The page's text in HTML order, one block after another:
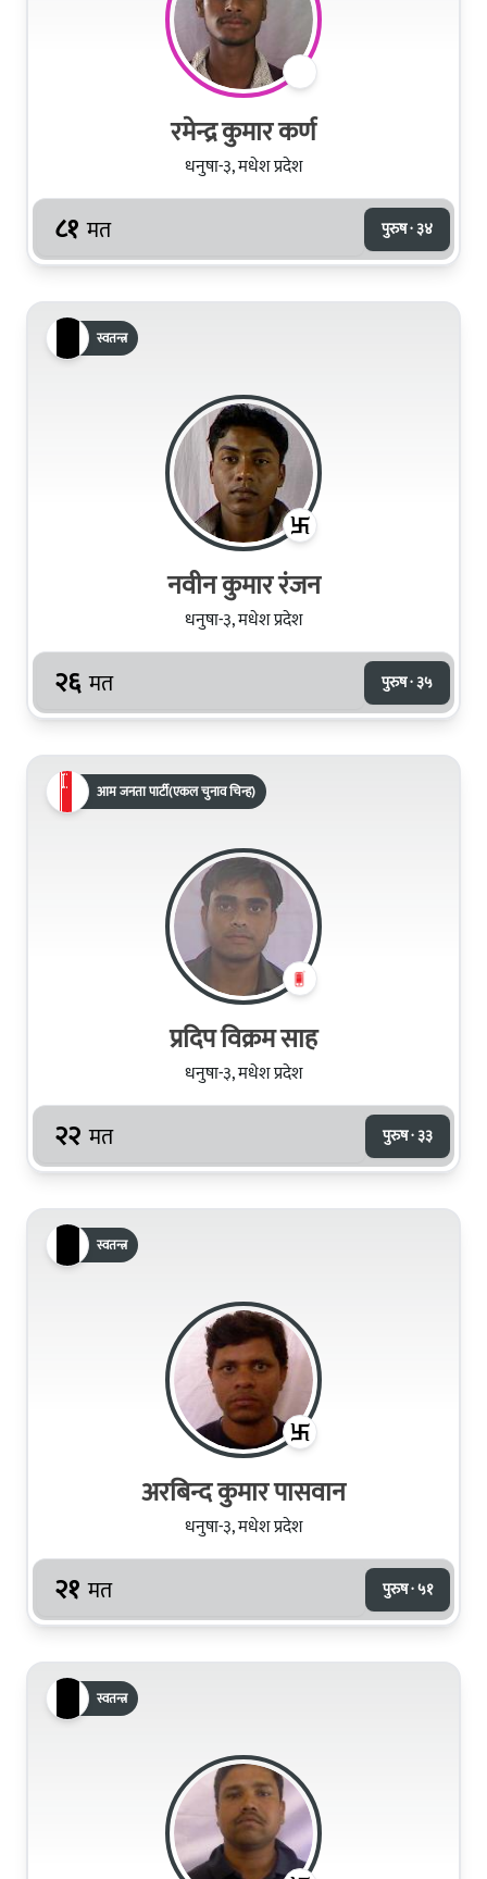
रमेन्द्र कुमार कर्ण
धनुषा-३, मधेश प्रदेश
८१ मत पुरुष · ३४
स्वतन्त्र
नवीन कुमार रंजन
धनुषा-३, मधेश प्रदेश
२६ मत पुरुष · ३५
आम जनता पार्टी(एकल चुनाव चिन्ह)
प्रदिप विक्रम साह
धनुषा-३, मधेश प्रदेश
२२ मत पुरुष · ३३
स्वतन्त्र
अरबिन्द कुमार पासवान
धनुषा-३, मधेश प्रदेश
२१ मत पुरुष · ५१
स्वतन्त्र